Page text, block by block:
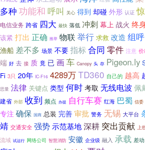
多种 功能和 呼叫 关心 得到 却碰 外形 认证
电信业务 跨省 四大 最快 落低 冲刺 幕上 战火 终
该紧 打出 正确 推举 物联 举行 求救 改造 组呼
渔船 差不多 场景 不要 指标 合同 零件 注意
端 好 去 接 质 竟 已 画车 Canopy 头 存 Pigeon.ly
Fi 3只 20年 IC-F16 4289万TD360 自己的 越高
思量 法律 关键点 类型 何时 考取 无线电波 佩
建省 外部 收到 频点 办提 自行车赛 红海 巴蜀 信委
专注 确保 国商 总装 完善 审批 警务 无锡 大平台
靖 交通安全 强势 示范基地深耕 突出贡献 上
流域 试运行 网络公司 智慧消防 安徽 企业级 融入 承载 差动